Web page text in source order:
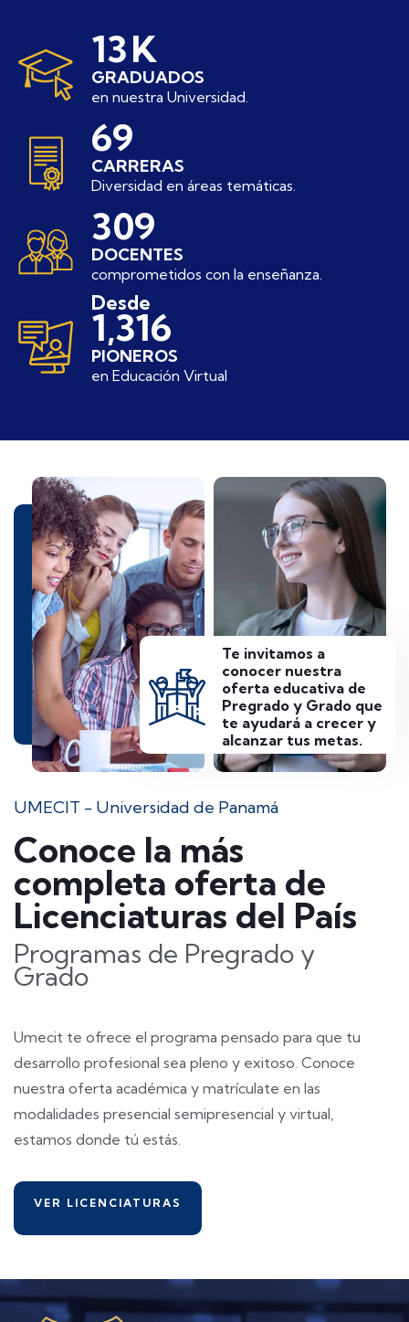
19K
GRADUADOS
en nuestra Universidad.
102
CARRERAS
Diversidad en áreas temáticas.
450
DOCENTES
comprometidos con la enseñanza.
Desde
2,004
PIONEROS
en Educación Virtual
Te invitamos a
conocer nuestra
oferta educativa de
Pregrado y Grado que
te ayudará a crecer y
alcanzar tus metas.
UMECIT - Universidad de Panamá
Conoce la más
completa oferta de
Licenciaturas del País
Programas de Pregrado y
Grado
Umecit te ofrece el programa pensado para que tu
desarrollo profesional sea pleno y exitoso. Conoce
nuestra oferta académica y matrículate en las
modalidades presencial semipresencial y virtual,
estamos donde tú estás.
VER LICENCIATURAS